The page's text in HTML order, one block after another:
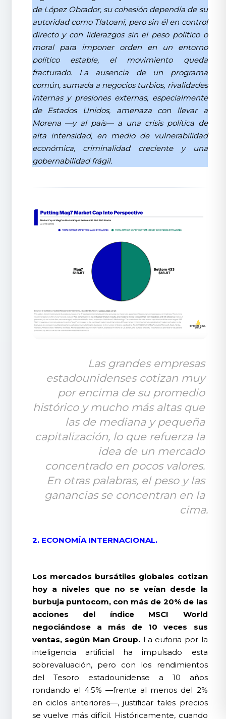
de López Obrador, su cohesión dependía de su
autoridad como Tlatoani, pero sin él en control
directo y con liderazgos sin el peso político o
moral para imponer orden en un entorno
político estable, el movimiento queda
fracturado. La ausencia de un programa
común, sumada a negocios turbios, rivalidades
internas y presiones externas, especialmente
de Estados Unidos, amenaza con llevar a
Morena —y al país— a una crisis política de
alta intensidad, en medio de vulnerabilidad
económica, criminalidad creciente y una
gobernabilidad frágil.
Las grandes empresas
estadounidenses cotizan muy
por encima de su promedio
histórico y mucho más altas que
las de mediana y pequeña
capitalización, lo que refuerza la
idea de un mercado
concentrado en pocos valores.
En otras palabras, el peso y las
ganancias se concentran en la
cima.
2. ECONOMÍA INTERNACIONAL.
Los mercados bursátiles globales cotizan
hoy a niveles que no se veían desde la
burbuja puntocom, con más de 20% de las
acciones del índice MSCI World
negociándose a más de 10 veces sus
ventas, según Man Group. La euforia por la
inteligencia artificial ha impulsado esta
sobrevaluación, pero con los rendimientos
del Tesoro estadounidense a 10 años
rondando el 4.5% —frente al menos del 2%
en ciclos anteriores—, justificar tales precios
se vuelve más difícil. Históricamente, cuando